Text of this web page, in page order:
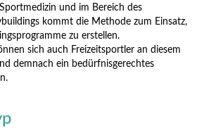
und im Bereich des
kommt die Methode zum Einsatz,
zu erstellen.
sich auch Freizeitsportler an diesem
demnach ein bedürfnisgerechtes